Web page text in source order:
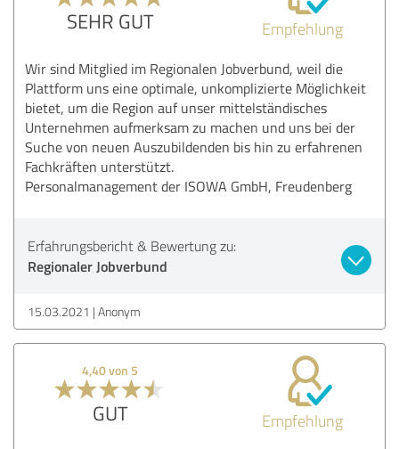
SEHR GUT Empfehlung
Wir sind Mitglied im Regionalen Jobverbund, weil die
Plattform uns eine optimale, unkomplizierte Möglichkeit
bietet, um die Region auf unser mittelständisches
Unternehmen aufmerksam zu machen und uns bei der
Suche von neuen Auszubildenden bis hin zu erfahrenen
Fachkräften unterstützt.
Personalmanagement der ISOWA GmbH, Freudenberg
Erfahrungsbericht & Bewertung zu:
Regionaler Jobverbund
15.03.2021 Anonym
4,40 von 5
GUT Empfehlung